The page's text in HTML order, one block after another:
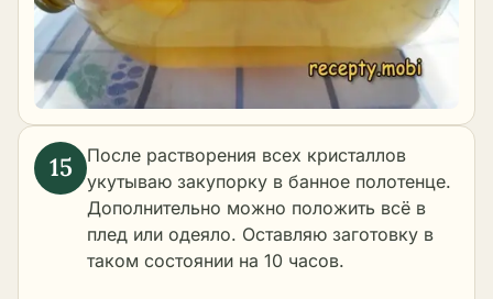
После растворения всех кристаллов
укутываю закупорку в банное полотенце.
Дополнительно можно положить всё в
плед или одеяло. Оставляю заготовку в
таком состоянии на 10 часов.